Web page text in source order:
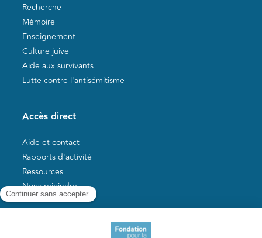
Recherche
Mémoire
Enseignement
Culture juive
Aide aux survivants
Lutte contre l'antisémitisme
Accès direct
Aide et contact
Rapports d'activité
Ressources
Nous rejoindre